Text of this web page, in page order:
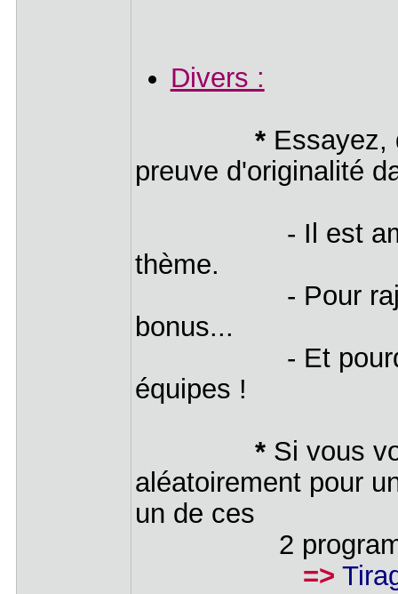
Divers :
*Essayez,
preuve d'originalité
- Il est
thème.
- Pour rajouter
bonus...
- Et pourquoi
équipes !
*Si vous
aléatoirement pour
un de ces
2
=>